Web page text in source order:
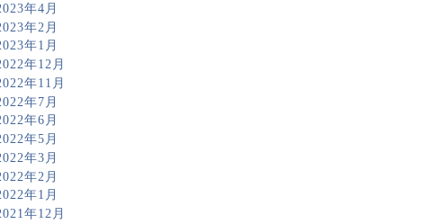
年4月
年2月
年1月
年12月
年11月
年7月
年6月
年5月
年3月
年2月
年1月
年12月